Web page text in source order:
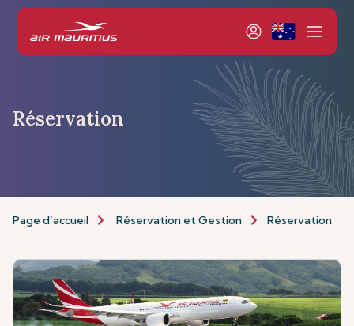
Réservation
Page d’accueil Réservation et Gestion Réservation